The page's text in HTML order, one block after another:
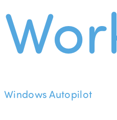
Windows Autopilot